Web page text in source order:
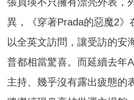
異，《穿著Prada的惡魔2》
以全英文訪問，讓受訪的安
普都相當驚喜。而延續去年
主持、幾乎沒有露出疲態的